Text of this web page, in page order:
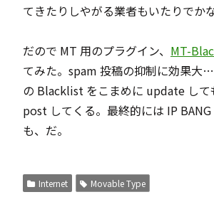
てきたりしやがる業者もいたりでか
だので MT 用のプラグイン、 MT-
てみた。spam 投稿の抑制に効果
の Blacklist をこまめに update して
post してくる。最終的には IP
も、だ。
Internet Movable Type